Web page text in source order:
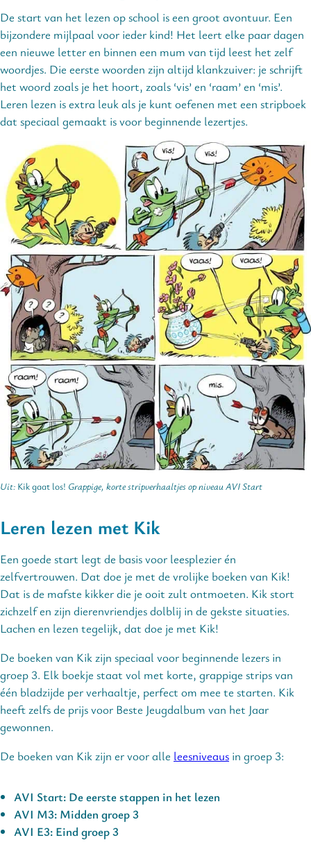
De start van het lezen op school is een groot avontuur. Een
bijzondere mijlpaal voor ieder kind! Het leert elke paar dagen
een nieuwe letter en binnen een mum van tijd leest het zelf
woordjes. Die eerste woorden zijn altijd klankzuiver: je schrijft
het woord zoals je het hoort, zoals ‘vis’ en ‘raam’ en ‘mis’.
Leren lezen is extra leuk als je kunt oefenen met een stripboek
dat speciaal gemaakt is voor beginnende lezertjes.
Uit: Kik gaat los! Grappige, korte stripverhaaltjes op niveau AVI Start
Leren lezen met Kik
Een goede start legt de basis voor leesplezier én
zelfvertrouwen. Dat doe je met de vrolijke boeken van Kik!
Dat is de mafste kikker die je ooit zult ontmoeten. Kik stort
zichzelf en zijn dierenvriendjes dolblij in de gekste situaties.
Lachen en lezen tegelijk, dat doe je met Kik!
De boeken van Kik zijn speciaal voor beginnende lezers in
groep 3. Elk boekje staat vol met korte, grappige strips van
één bladzijde per verhaaltje, perfect om mee te starten. Kik
heeft zelfs de prijs voor Beste Jeugdalbum van het Jaar
gewonnen.
De boeken van Kik zijn er voor alle leesniveaus in groep 3:
AVI Start: De eerste stappen in het lezen
AVI M3: Midden groep 3
AVI E3: Eind groep 3